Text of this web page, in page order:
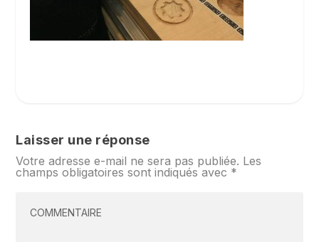
Laisser une réponse
Votre adresse e-mail ne sera pas publiée. Les
champs obligatoires sont indiqués avec *